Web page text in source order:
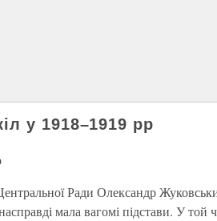
у 1918–1919 рр
Ради Олександр
мала вагомі підстави. У той